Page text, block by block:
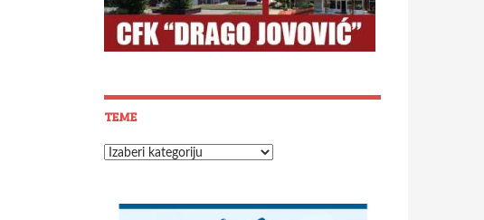
TEME
Teme